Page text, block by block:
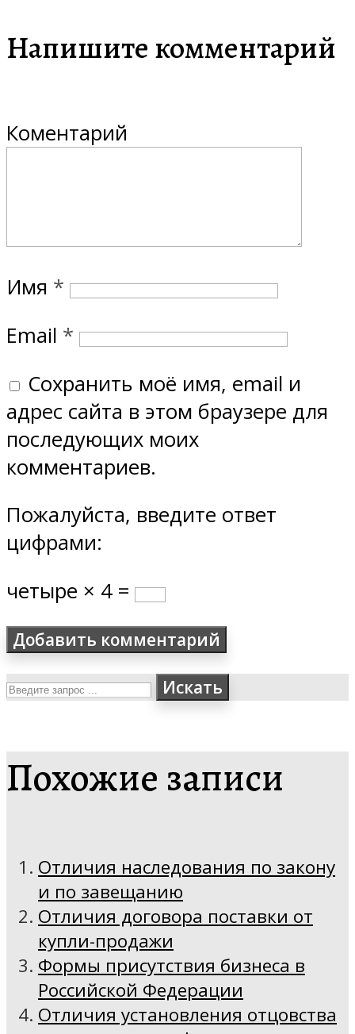
Напишите комментарий
Коментарий
Имя *
Email *
Сохранить моё имя, email и
адрес сайта в этом браузере для
последующих моих
комментариев.
Пожалуйста, введите ответ
цифрами:
четыре × 4 =
Искать
Похожие записи
Отличия наследования по закону
и по завещанию
Отличия договора поставки от
купли-продажи
Формы присутствия бизнеса в
Российской Федерации
Отличия установления отцовства